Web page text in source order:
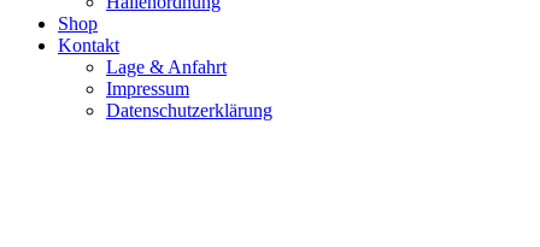
Shop
Kontakt
Lage & Anfahrt
Impressum
Datenschutzerklärung